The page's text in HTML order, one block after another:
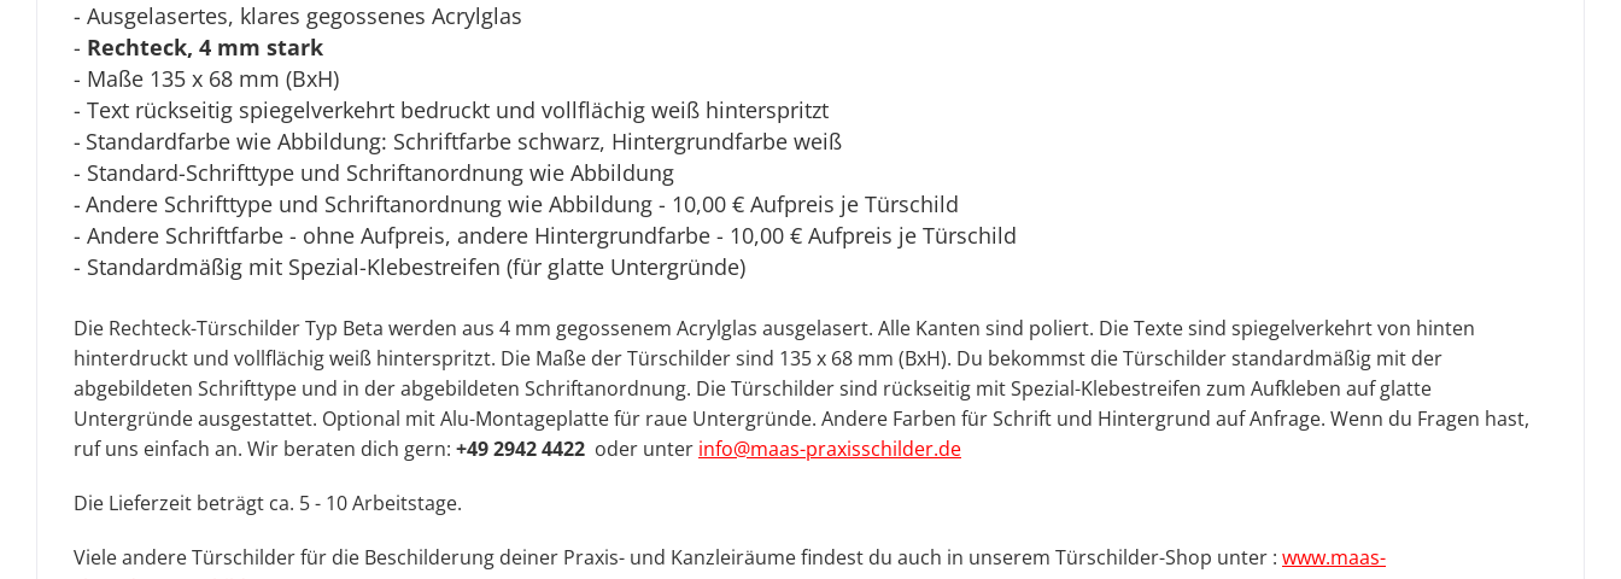
- Ausgelasertes, klares gegossenes Acrylglas
- Rechteck, 4 mm stark
- Maße 135 x 68 mm (BxH)
- Text rückseitig spiegelverkehrt bedruckt und vollflächig weiß hinterspritzt
- Standardfarbe wie Abbildung: Schriftfarbe schwarz, Hintergrundfarbe weiß
- Standard-Schrifttype und Schriftanordnung wie Abbildung
- Andere Schrifttype und Schriftanordnung wie Abbildung - 10,00 € Aufpreis je Türschild
- Andere Schriftfarbe - ohne Aufpreis, andere Hintergrundfarbe - 10,00 € Aufpreis je Türschild
- Standardmäßig mit Spezial-Klebestreifen (für glatte Untergründe)
Die Rechteck-Türschilder Typ Beta werden aus 4 mm gegossenem Acrylglas ausgelasert. Alle Kanten sind poliert. Die Texte sind spiegelverkehrt von hinten
hinterdruckt und vollflächig weiß hinterspritzt. Die Maße der Türschilder sind 135 x 68 mm (BxH). Du bekommst die Türschilder standardmäßig mit der
abgebildeten Schrifttype und in der abgebildeten Schriftanordnung. Die Türschilder sind rückseitig mit Spezial-Klebestreifen zum Aufkleben auf glatte
Untergründe ausgestattet. Optional mit Alu-Montageplatte für raue Untergründe. Andere Farben für Schrift und Hintergrund auf Anfrage. Wenn du Fragen hast,
ruf uns einfach an. Wir beraten dich gern: +49 2942 4422 oder unter info@maas-praxisschilder.de
Die Lieferzeit beträgt ca. 5 - 10 Arbeitstage.
Viele andere Türschilder für die Beschilderung deiner Praxis- und Kanzleiräume findest du auch in unserem Türschilder-Shop unter : www.maas-